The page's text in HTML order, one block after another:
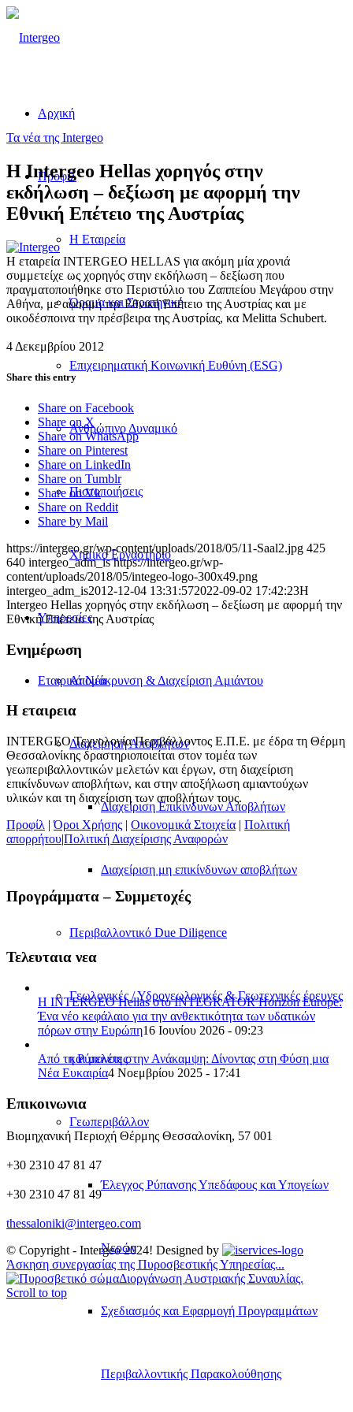
Αρχική
Προφίλ
Η Εταιρεία
Όραμα και Στρατηγική
Επιχειρηματική Κοινωνική Ευθύνη (ESG)
Ανθρώπινο Δυναμικό
Πιστοποιήσεις
Χημικό Εργαστήριο
Υπηρεσίες
Απομάκρυνση & Διαχείριση Αμιάντου
Διαχείρηση Αποβλήτων
Διαχείριση Επικίνδυνων Αποβλήτων
Διαχείριση μη επικίνδυνων αποβλήτων
Περιβαλλοντικό Due Diligence
Γεωλογικές / Υδρογεωλογικές & Γεωτεχνικές έρευνες
και μελέτες
Γεωπεριβάλλον
Έλεγχος Ρύπανσης Υπεδάφους και Υπογείων
Νερών
Σχεδιασμός και Εφαρμογή Προγραμμάτων
Περιβαλλοντικής Παρακολούθησης
Τα νέα της Intergeo
Η Intergeo Hellas χορηγός στην
εκδήλωση – δεξίωση με αφορμή την
Εθνική Επέτειο της Αυστρίας
Η εταιρεία INTERGEO HELLAS για ακόμη μία χρονιά
συμμετείχε ως χορηγός στην εκδήλωση – δεξίωση που
πραγματοποιήθηκε στο Περιστύλιο του Ζαππείου Μεγάρου στην
Αθήνα, με αφορμή την Εθνική Επέτειο της Αυστρίας και με
οικοδέσποινα την πρέσβειρα της Αυστρίας, κα Melitta Schubert.
4 Δεκεμβρίου 2012
Share this entry
Share on Facebook
Share on X
Share on WhatsApp
Share on Pinterest
Share on LinkedIn
Share on Tumblr
Share on Vk
Share on Reddit
Share by Mail
https://intergeo.gr/wp-content/uploads/2018/05/11-Saal2.jpg 425
640 intergeo_adm_is https://intergeo.gr/wp-
content/uploads/2018/05/integeo-logo-300x49.png
intergeo_adm_is2012-12-04 13:31:572022-09-02 17:42:23Η
Intergeo Hellas χορηγός στην εκδήλωση – δεξίωση με αφορμή την
Εθνική Επέτειο της Αυστρίας
Ενημέρωση
Εταιρικά Νέα
H εταιρεια
INTERGEO Τεχνολογία Περιβάλλοντος Ε.Π.Ε. με έδρα τη Θέρμη
Θεσσαλονίκης δραστηριοποιείται στον τομέα των
γεωπεριβαλλοντικών μελετών και έργων, στη διαχείριση
επικίνδυνων αποβλήτων, και στην αποξήλωση αμιαντούχων
υλικών και τη διαχείριση των αποβλήτων τους.
Προφίλ |Όροι Χρήσης | Οικονομικά Στοιχεία | Πολιτική
απορρήτου|Πολιτική Διαχείρισης Αναφορών
Προγράμματα – Συμμετοχές
Τελευταια νεα
Η INTERGEO Hellas στο INTEGRATOR Horizon Europe:
Ένα νέο κεφάλαιο για την ανθεκτικότητα των υδατικών
πόρων στην Ευρώπη16 Ιουνίου 2026 - 09:23
Από τη Ρύπανση στην Ανάκαμψη: Δίνοντας στη Φύση μια
Νέα Ευκαιρία4 Νοεμβρίου 2025 - 17:41
Επικοινωνια
Βιομηχανική Περιοχή Θέρμης Θεσσαλονίκη, 57 001
+30 2310 47 81 47
+30 2310 47 81 49
thessaloniki@intergeo.com
© Copyright - Intergeo 2024! Designed by
Άσκηση συνεργασίας της Πυροσβεστικής Υπηρεσίας...
Διοργάνωση Αυστριακής Συναυλίας.
Scroll to top